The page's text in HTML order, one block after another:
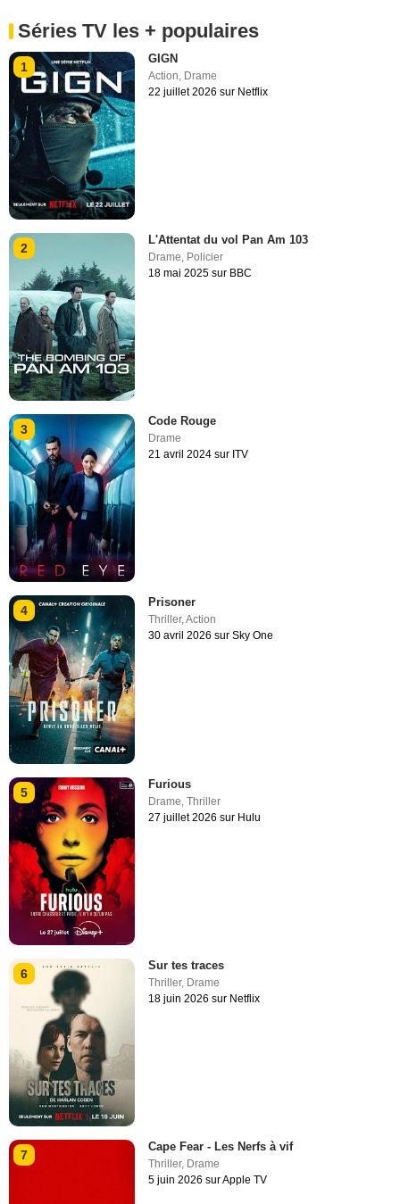
Séries TV les + populaires
1
GIGN
Action Drame
22 juillet 2026 sur Netflix
2
L'Attentat du vol Pan Am 103
Drame, Policier
18 mai 2025 sur BBC
3
Code Rouge
Drame
21 avril 2024 sur ITV
4
Prisoner
Thriller,Action
30 avril 2026 sur Sky One
5
Furious
Drame ,Thriller
27 juillet 2026 sur Hulu
6
Sur tes traces
Thriller, Drame
18 juin 2026 sur Netflix
7
Cape Fear - Les Nerfs à vif
Thriller, Drame
5 juin 2026 sur Apple TV